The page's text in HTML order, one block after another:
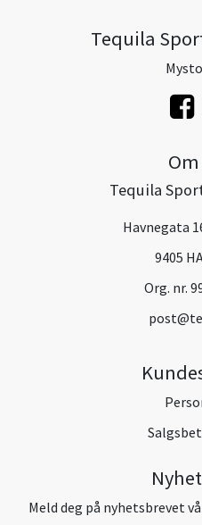
Tequila
Tequila
Havnegata
9405
Org. nr.
Meld deg på nyhetsbrevet